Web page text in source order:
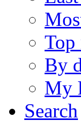
Top
By
My
Search